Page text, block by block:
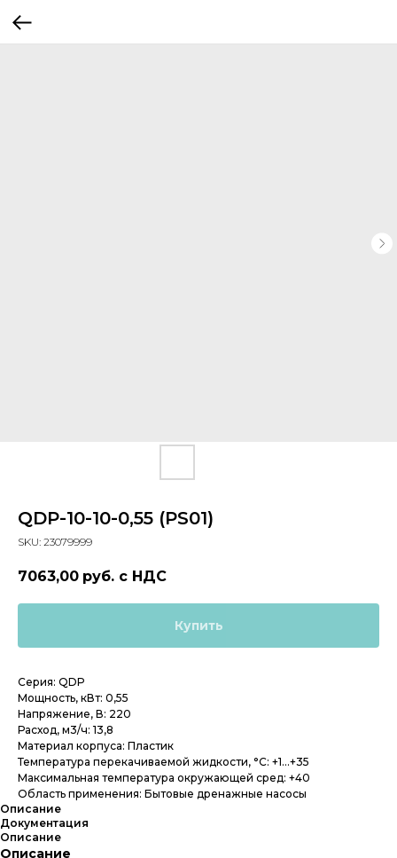
QDP-10-10-0,55 (PS01)
SKU: 23079999
7063,00 руб. с НДС
Купить
Серия: QDP
Мощность, кВт: 0,55
Напряжение, В: 220
Расход, м3/ч: 13,8
Материал корпуса: Пластик
Температура перекачиваемой жидкости, °С: +1...+35
Максимальная температура окружающей сред: +40
Область применения: Бытовые дренажные насосы
Описание
Документация
Описание
Описание